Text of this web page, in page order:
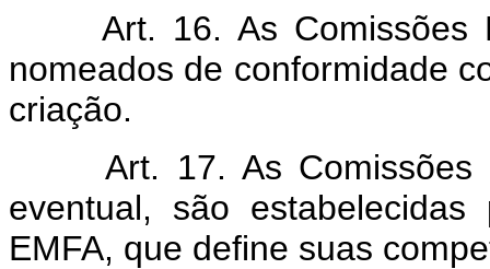
Art. 16. As Comissões
nomeados de conformidade
criação.
Art. 17. As Comissões
eventual, são
EMFA, que define suas